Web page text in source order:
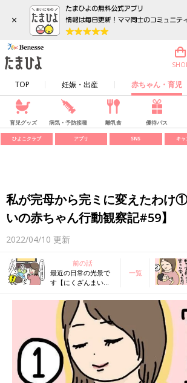
×
TOP 妊娠・出産 赤ちゃん・育児
育児グッズ 病気・予防接種 離乳食 優待パス
ひよこクラブ アプリ SNS キ
私が完母から完ミに変えたわけ
いの赤ちゃん行動観察記#59】
2022/04/10 更新
前の話
最近の日常の光景で
す【にくざんまいの
#58】
一覧